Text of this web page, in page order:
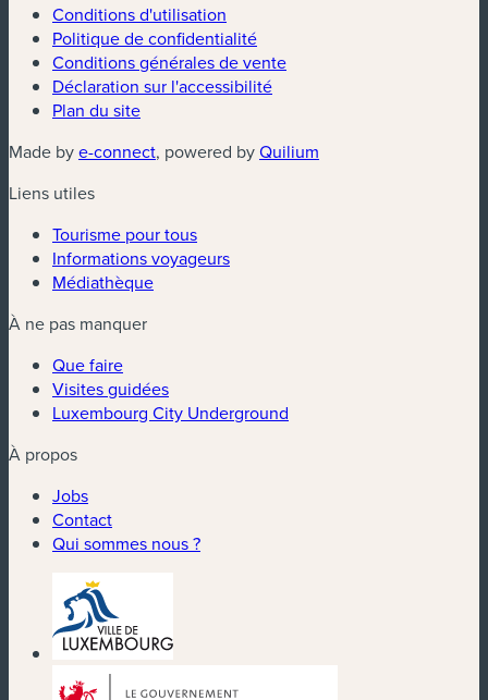
Conditions d'utilisation
Politique de confidentialité
Conditions générales de vente
Déclaration sur l'accessibilité
Plan du site
Made bye-connect(nouvelle fenêtre)
, powered byQuilium
Liens utiles
Tourisme pour tous
Informations voyageurs
Médiathèque
À ne pas manquer
Que faire
Visites guidées
Luxembourg City Underground
À propos
Jobs
Contact
Qui sommes nous ?